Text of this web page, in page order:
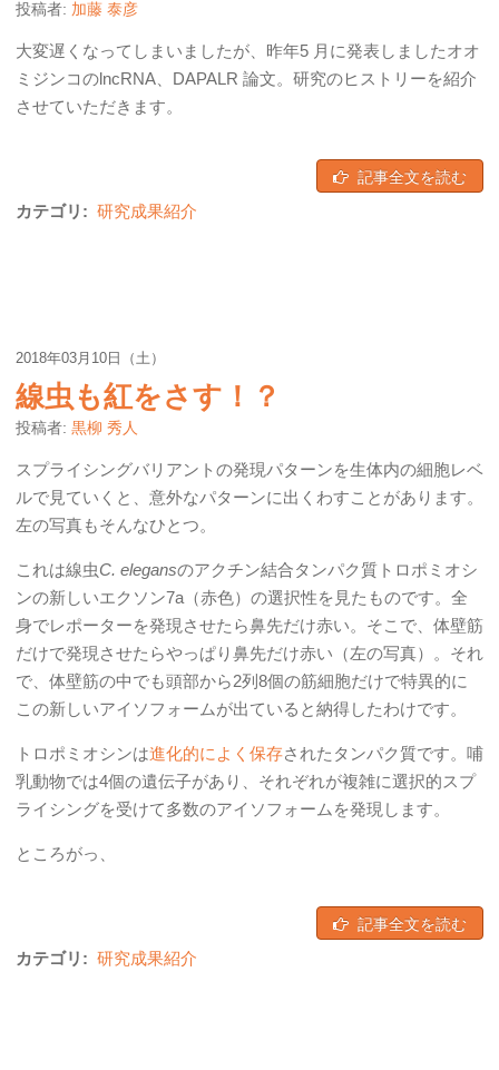
投稿者: 加藤 泰彦
大変遅くなってしまいましたが、昨年5 月に発表しましたオオ
ミジンコのlncRNA、DAPALR 論文。研究のヒストリーを紹介
させていただきます。
記事全文を読む
カテゴリ: 研究成果紹介
2018年03月10日（土）
線虫も紅をさす！？
投稿者: 黒柳 秀人
スプライシングバリアントの発現パターンを生体内の細胞レベ
ルで見ていくと、意外なパターンに出くわすことがあります。
左の写真もそんなひとつ。
これは線虫C. elegansのアクチン結合タンパク質トロポミオシ
ンの新しいエクソン7a（赤色）の選択性を見たものです。全
身でレポーターを発現させたら鼻先だけ赤い。そこで、体壁筋
だけで発現させたらやっぱり鼻先だけ赤い（左の写真）。それ
で、体壁筋の中でも頭部から2列8個の筋細胞だけで特異的に
この新しいアイソフォームが出ていると納得したわけです。
トロポミオシンは進化的によく保存されたタンパク質です。哺
乳動物では4個の遺伝子があり、それぞれが複雑に選択的スプ
ライシングを受けて多数のアイソフォームを発現します。
ところがっ、
記事全文を読む
カテゴリ: 研究成果紹介